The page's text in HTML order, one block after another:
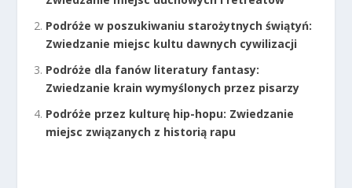
Podróże w poszukiwaniu starożytnych świątyń:
Zwiedzanie miejsc kultu dawnych cywilizacji
Podróże dla fanów literatury fantasy:
Zwiedzanie krain wymyślonych przez pisarzy
Podróże przez kulturę hip-hopu: Zwiedzanie
miejsc związanych z historią rapu